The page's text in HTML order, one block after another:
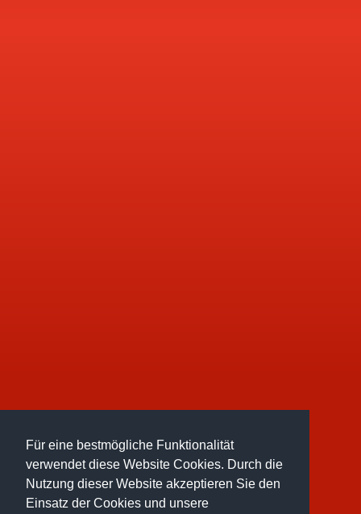
Für eine bestmögliche Funktionalität
verwendet diese Website Cookies. Durch die
Nutzung dieser Website akzeptieren Sie den
Einsatz der Cookies und unsere